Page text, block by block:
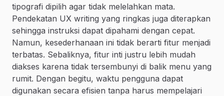
tipografi dipilih agar tidak melelahkan mata.
Pendekatan UX writing yang ringkas juga diterapkan
sehingga instruksi dapat dipahami dengan cepat.
Namun, kesederhanaan ini tidak berarti fitur menjadi
terbatas. Sebaliknya, fitur inti justru lebih mudah
diakses karena tidak tersembunyi di balik menu yang
rumit. Dengan begitu, waktu pengguna dapat
digunakan secara efisien tanpa harus mempelajari